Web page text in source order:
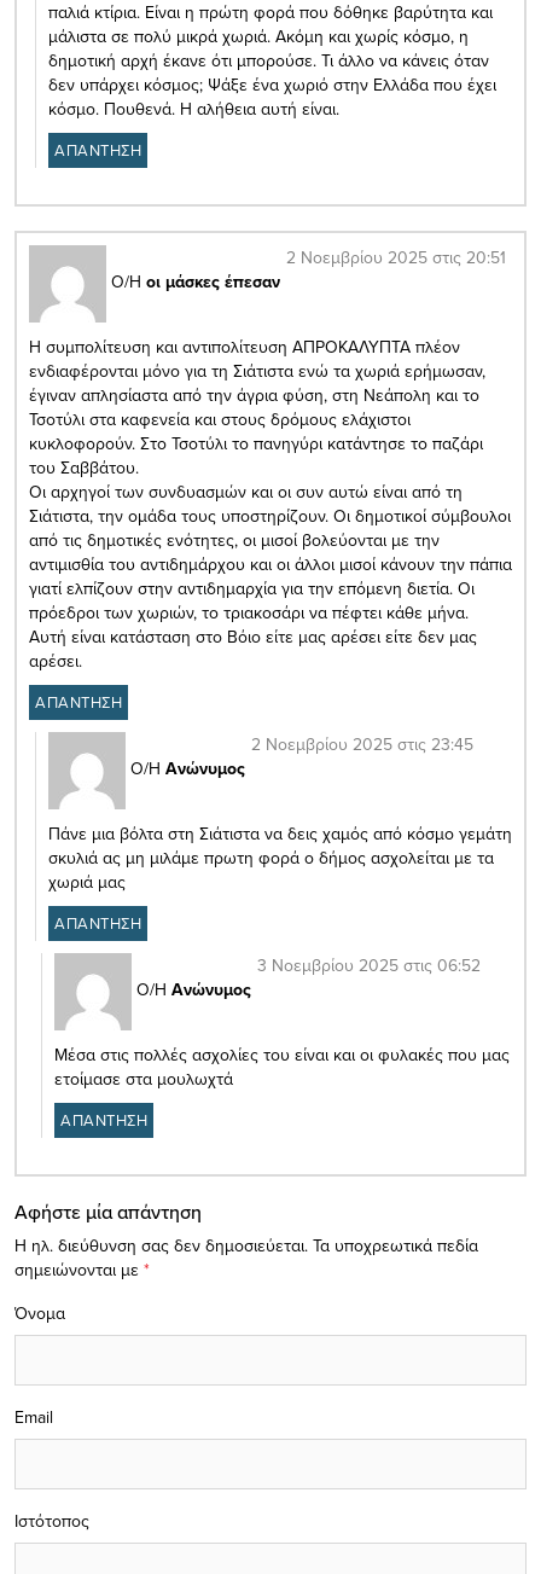
παλιά κτίρια. Είναι η πρώτη φορά που δόθηκε βαρύτητα και
μάλιστα σε πολύ μικρά χωριά. Ακόμη και χωρίς κόσμο, η
δημοτική αρχή έκανε ότι μπορούσε. Τι άλλο να κάνεις όταν
δεν υπάρχει κόσμος; Ψάξε ένα χωριό στην Ελλάδα που έχει
κόσμο. Πουθενά. Η αλήθεια αυτή είναι.
ΑΠΑΝΤΗΣΗ
Ο/Η οι μάσκες έπεσαν
2 Νοεμβρίου 2025 στις 20:51
Η συμπολίτευση και αντιπολίτευση ΑΠΡΟΚΑΛΥΠΤΑ πλέον
ενδιαφέρονται μόνο για τη Σιάτιστα ενώ τα χωριά ερήμωσαν,
έγιναν απλησίαστα από την άγρια φύση, στη Νεάπολη και το
Τσοτύλι στα καφενεία και στους δρόμους ελάχιστοι
κυκλοφορούν. Στο Τσοτύλι το πανηγύρι κατάντησε το παζάρι
του Σαββάτου.
Οι αρχηγοί των συνδυασμών και οι συν αυτώ είναι από τη
Σιάτιστα, την ομάδα τους υποστηρίζουν. Οι δημοτικοί σύμβουλοι
από τις δημοτικές ενότητες, οι μισοί βολεύονται με την
αντιμισθία του αντιδημάρχου και οι άλλοι μισοί κάνουν την πάπια
γιατί ελπίζουν στην αντιδημαρχία για την επόμενη διετία. Οι
πρόεδροι των χωριών, το τριακοσάρι να πέφτει κάθε μήνα.
Αυτή είναι κατάσταση στο Βόιο είτε μας αρέσει είτε δεν μας
αρέσει.
ΑΠΑΝΤΗΣΗ
Ο/Η Ανώνυμος
2 Νοεμβρίου 2025 στις 23:45
Πάνε μια βόλτα στη Σιάτιστα να δεις χαμός από κόσμο γεμάτη
σκυλιά ας μη μιλάμε πρωτη φορά ο δήμος ασχολείται με τα
χωριά μας
ΑΠΑΝΤΗΣΗ
Ο/Η Ανώνυμος
3 Νοεμβρίου 2025 στις 06:52
Μέσα στις πολλές ασχολίες του είναι και οι φυλακές που μας
ετοίμασε στα μουλωχτά
ΑΠΑΝΤΗΣΗ
Αφήστε μία απάντηση
Η ηλ. διεύθυνση σας δεν δημοσιεύεται. Τα υποχρεωτικά πεδία
σημειώνονται με *
Όνομα
Email
Ιστότοπος